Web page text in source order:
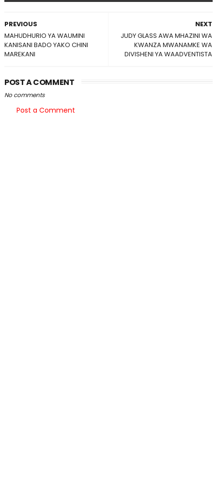
NEXT
JUDY GLASS AWA MHAZINI WA
KWANZA MWANAMKE WA
DIVISHENI YA WAADVENTISTA
PREVIOUS
MAHUDHURIO YA WAUMINI
KANISANI BADO YAKO CHINI
MAREKANI
POST A COMMENT
No comments
Post a Comment